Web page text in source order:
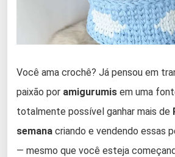
Você ama crochê? Já pensou em
paixão por amigurumis em uma
totalmente possível ganhar mais de
semana criando e vendendo essas
— mesmo que você esteja